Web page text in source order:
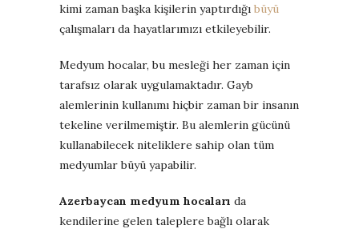
kimi zaman başka kişilerin yaptırdığı büyü
çalışmaları da hayatlarımızı etkileyebilir.
Medyum hocalar, bu mesleği her zaman için
tarafsız olarak uygulamaktadır. Gayb
alemlerinin kullanımı hiçbir zaman bir insanın
tekeline verilmemiştir. Bu alemlerin gücünü
kullanabilecek niteliklere sahip olan tüm
medyumlar büyü yapabilir.
Azerbaycan medyum hocaları da
kendilerine gelen taleplere bağlı olarak